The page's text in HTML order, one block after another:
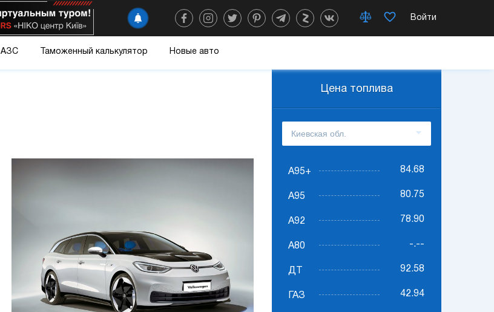
Войти
АЗС Таможенный калькулятор Новые авто
Цена топлива
А95+ 84.68
А95 80.75
А92 78.90
А80 -.--
ДТ 92.58
ГАЗ 42.94